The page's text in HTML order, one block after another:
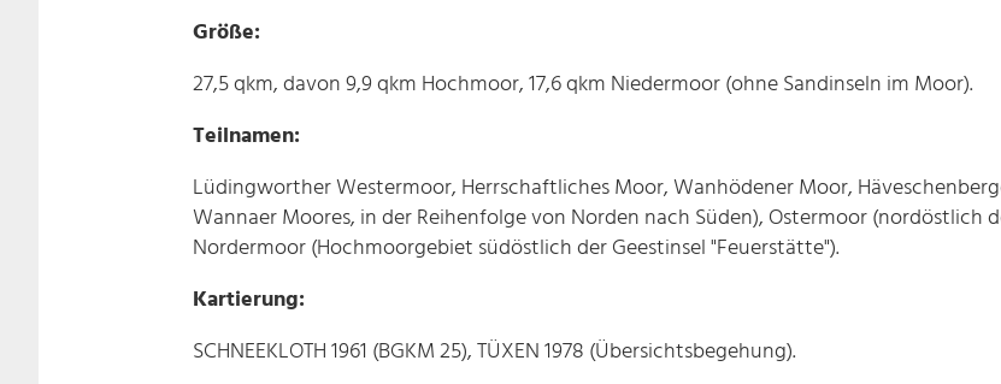
Größe:
27,5 qkm, davon 9,9 qkm Hochmoor, 17,6 qkm Niedermoor (ohne Sandinseln im Moor).
Teilnamen:
Lüdingworther Westermoor, Herrschaftliches Moor, Wanhödener Moor,
Wannaer Moores, in der Reihenfolge von Norden nach Süden), Ostermoor (nordöstlich
Nordermoor (Hochmoorgebiet südöstlich der Geestinsel "Feuerstätte").
Kartierung:
SCHNEEKLOTH 1961 (BGKM 25), TÜXEN 1978 (Übersichtsbegehung).